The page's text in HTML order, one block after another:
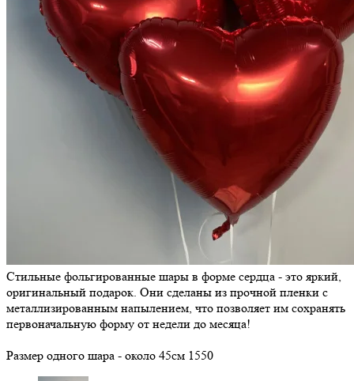
Стильные фольгированные шары в форме сердца - это яркий,
оригинальный подарок. Они сделаны из прочной пленки с
металлизированным напылением, что позволяет им сохранять
первоначальную форму от недели до месяца!
Размер одного шара - около 45см 1550